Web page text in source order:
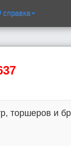
справка
торшеров и